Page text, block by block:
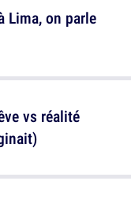
Lima, on parle
vs réalité